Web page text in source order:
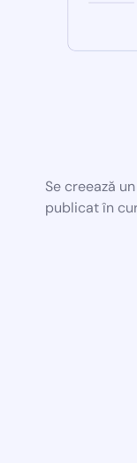
Se creează
publicat în